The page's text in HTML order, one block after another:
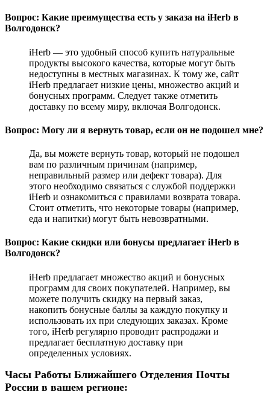
Вопрос: Какие преимущества есть у заказа на iHerb в
Волгодонск?
iHerb — это удобный способ купить натуральные
продукты высокого качества, которые могут быть
недоступны в местных магазинах. К тому же, сайт
iHerb предлагает низкие цены, множество акций и
бонусных программ. Следует также отметить
доставку по всему миру, включая Волгодонск.
Вопрос: Могу ли я вернуть товар, если он не подошел мне?
Да, вы можете вернуть товар, который не подошел
вам по различным причинам (например,
неправильный размер или дефект товара). Для
этого необходимо связаться с службой поддержки
iHerb и ознакомиться с правилами возврата товара.
Стоит отметить, что некоторые товары (например,
еда и напитки) могут быть невозвратными.
Вопрос: Какие скидки или бонусы предлагает iHerb в
Волгодонск?
iHerb предлагает множество акций и бонусных
программ для своих покупателей. Например, вы
можете получить скидку на первый заказ,
накопить бонусные баллы за каждую покупку и
использовать их при следующих заказах. Кроме
того, iHerb регулярно проводит распродажи и
предлагает бесплатную доставку при
определенных условиях.
Часы Работы Ближайшего Отделения Почты
России в вашем регионе: